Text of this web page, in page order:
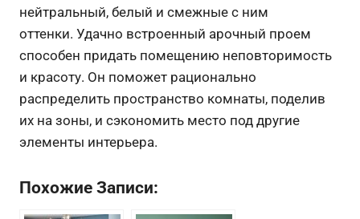
нейтральный, белый и смежные с ним
оттенки. Удачно встроенный арочный проем
способен придать помещению неповторимость
и красоту. Он поможет рационально
распределить пространство комнаты, поделив
их на зоны, и сэкономить место под другие
элементы интерьера.
Похожие Записи: